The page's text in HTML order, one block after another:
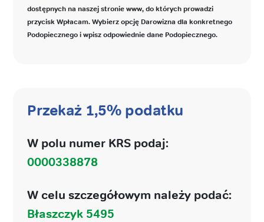
dostępnych na naszej stronie www, do których prowadzi
przycisk Wpłacam. Wybierz opcję Darowizna dla konkretnego
Podopiecznego i wpisz odpowiednie dane Podopiecznego.
Przekaż 1,5% podatku
W polu numer KRS podaj:
0000338878
W celu szczegółowym należy podać:
Błaszczyk 5495